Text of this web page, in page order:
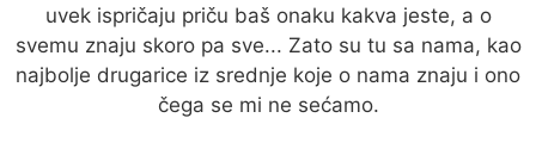
uvek ispričaju priču baš onaku kakva jeste, a o
svemu znaju skoro pa sve... Zato su tu sa nama, kao
najbolje drugarice iz srednje koje o nama znaju i ono
čega se mi ne sećamo.